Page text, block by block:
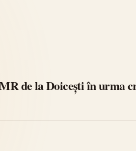
de la Doicești în